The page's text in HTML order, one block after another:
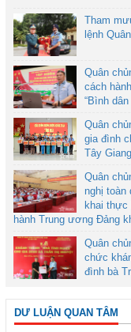
Tham
lệnh
Quân
cách
“Bình
Quân
gia đình
Tây
Quân
nghị toàn
khai thực
hành Trung ương Đảng
Quân
chức
đình bà
DƯ LUẬN QUAN TÂM